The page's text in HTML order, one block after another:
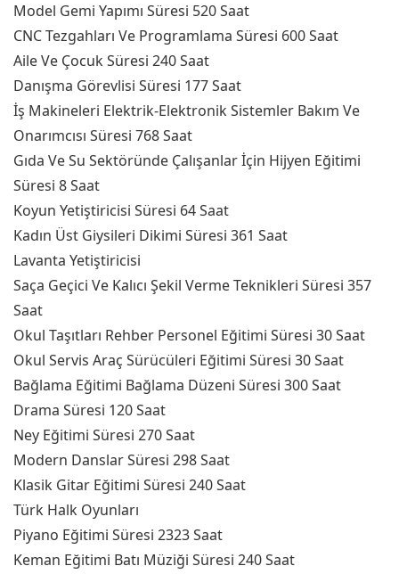
Model Gemi Yapımı Süresi 520 Saat
CNC Tezgahları Ve Programlama Süresi 600 Saat
Aile Ve Çocuk Süresi 240 Saat
Danışma Görevlisi Süresi 177 Saat
İş Makineleri Elektrik-Elektronik Sistemler Bakım Ve
Onarımcısı Süresi 768 Saat
Gıda Ve Su Sektöründe Çalışanlar İçin Hijyen Eğitimi
Süresi 8 Saat
Koyun Yetiştiricisi Süresi 64 Saat
Kadın Üst Giysileri Dikimi Süresi 361 Saat
Lavanta Yetiştiricisi
Saça Geçici Ve Kalıcı Şekil Verme Teknikleri Süresi 357
Saat
Okul Taşıtları Rehber Personel Eğitimi Süresi 30 Saat
Okul Servis Araç Sürücüleri Eğitimi Süresi 30 Saat
Bağlama Eğitimi Bağlama Düzeni Süresi 300 Saat
Drama Süresi 120 Saat
Ney Eğitimi Süresi 270 Saat
Modern Danslar Süresi 298 Saat
Klasik Gitar Eğitimi Süresi 240 Saat
Türk Halk Oyunları
Piyano Eğitimi Süresi 2323 Saat
Keman Eğitimi Batı Müziği Süresi 240 Saat